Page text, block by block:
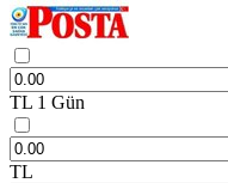
TL 1 Gün
TL